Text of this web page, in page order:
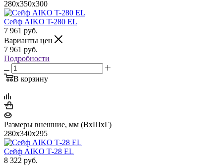
280x350x300
Сейф AIKO T-280 EL
7 961 руб.
Варианты цен
7 961 руб.
Подробности
В корзину
Размеры внешние, мм (ВхШхГ)
280x340x295
Сейф AIKO Т-28 EL
8 322 руб.